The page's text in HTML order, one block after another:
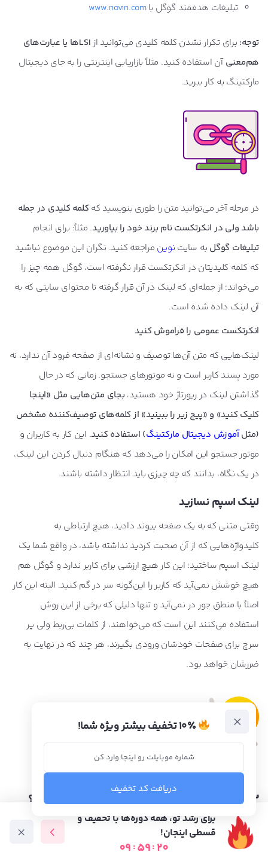
تبلیغات هدفمند گوگل باwww.novin.com
توجه: برای تکرار نشدن کلمه کلیدی می‌توانید از
LSI‌ها یا عبارت‌های
هم‌معنیآن استفاده کنید. مثلاً بازاریابی اینترنتی را به جای دیجیتال
مارکتینگ به کار ببرید.
در مرحله آخر می‌توانید متن را طوری بنویسید که کلمه کلیدی در جمله
باشد ولی در انکرتکست نام برند خود را بیاورید. مثلاً: برای انجام
تبلیغات گوگل به سایت نوین مراجعه کنید. نگران این موضوع نباشید
که کلمه کلیدیتان در انکرتکست قرار نگرفته است، گوگل همه چیز را
می‌خواند؛ از جمله‌ای که لینک در آن قرار گرفته تا محتوای سایتی که به
آن لینک داده شده است.
انکرتکست عمومی را فراموش کنید
لینک‌هایی که متن آن‌ها توصیف و نشانه‌ای از صفحه فرود آن ندارد، نه
مورد پسند کاربر است و نه موتورهای جستجو. زمانی که در حال
گذاشتن لینک در رپورتاژ خود هستید، بجای متن‌هایی مثل «اینجا
کلیک کنید» و «پیج زیر را ببینید» از کلمه‌های توصیف‌کننده مشخص
(مثلآموزش دیجیتال مارکتینگ) استفاده کنید. این کار به کاربران و
موتور جستجو این امکان را می‌دهد که هنگام دنبال کردن این لینک،
در یک نگاه، بدانند که چه چیزی باید انتظار داشته باشند.
لینک اسپم نسازید
وقتی متنی که به یک صفحه پیوند دادید، هیچ ارتباطی به
کلیدواژه‌هایی که از آن صحبت کردید نداشته باشد، در واقع شما یک
لینک اسپم ساختید؛ این کار هیچ ارزشی برای کاربر ندارد و گوگل هم
هیچ خوشش نمی‌آید که کاربر را این‌گونه سر در گم کنید. البته این کار
اصلاً با منطق جور در نمی‌آید و تنها دلیلی که برخی از این روش
استفاده می‌کنند این است که می‌خواهند، از کلمات بی‌ربط ولی پر
سرچ برای صفحات خودشان ورودی بگیرند، هر چند که در نهایت به
ضررشان خواهد بود.
3. موقعیت لینک‌ها در متن رپورتاژ آگهی چگونه باشد؟
لینک‌هایی که برایتان اهیمت بیشتری دارند را در ابتدای متن قرار دهید
تا راحت‌تر توسط خوانندگان دیده شود.
۱۰٪ تخفیف بیشتر ویژه شما!
دریافت کد تخفیف
برای رشد تو، همه دوره‌ها با تخفیف و
قسطی اینجان!
09 : 59 : 19 دوره آموزشی متخصص ها